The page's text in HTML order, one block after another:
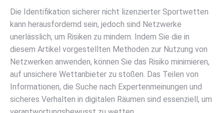
Die Identifikation sicherer nicht lizenzierter Sportwetten
kann herausfordernd sein, jedoch sind Netzwerke
unerlässlich, um Risiken zu mindern. Indem Sie die in
diesem Artikel vorgestellten Methoden zur Nutzung von
Netzwerken anwenden, können Sie das Risiko minimieren,
auf unsichere Wettanbieter zu stoßen. Das Teilen von
Informationen, die Suche nach Expertenmeinungen und
sicheres Verhalten in digitalen Räumen sind essenziell, um